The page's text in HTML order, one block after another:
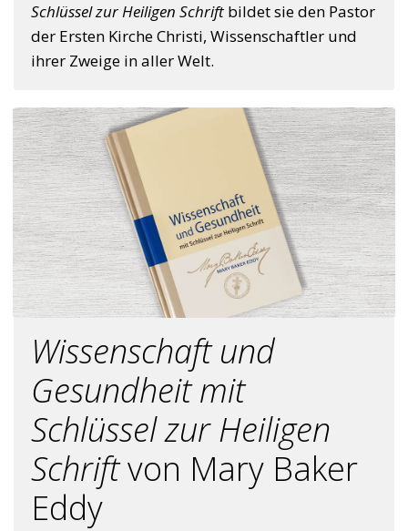
Schlüssel zur Heiligen Schrift bildet sie den Pastor
der Ersten Kirche Christi, Wissenschaftler und
ihrer Zweige in aller Welt.
Wissenschaft und
Gesundheit mit
Schlüssel zur Heiligen
Schriftvon Mary Baker
Eddy